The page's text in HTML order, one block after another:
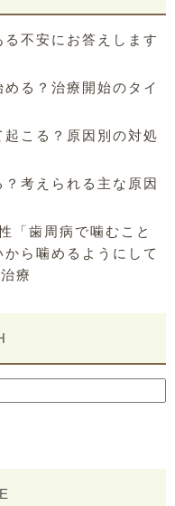
る不安にお答えします
る？治療開始のタイ
こる？原因別の対処
考えられる主な原因
「歯周病で噛むこと
ら噛めるようにして
療